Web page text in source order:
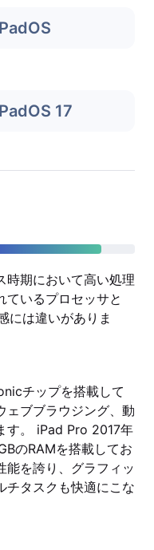
17
時期において高い処理
ているプロセッサと
には違いがありま
チップを搭載して
ェブブラウジング、動
す。 iPad Pro 2017年
のRAMを搭載してお
能を誇り、グラフィッ
チタスクも快適にこな